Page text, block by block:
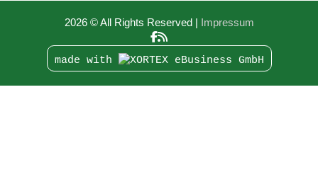
2026 © All Rights Reserved Impressum
made with